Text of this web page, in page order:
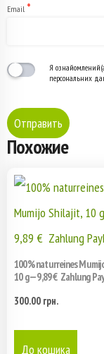
Email *
Я
персональних
Похожие
100% naturreines
10 g — 9,89 € Zahlung
300.00 грн.
До кошика